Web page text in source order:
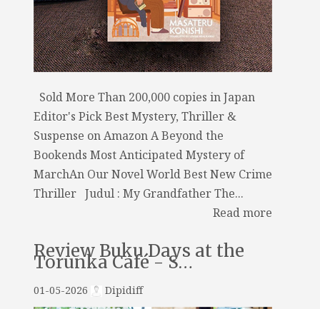
Sold More Than 200,000 copies in Japan
Editor's Pick Best Mystery, Thriller &
Suspense on Amazon A Beyond the
Bookends Most Anticipated Mystery of
MarchAn Our Novel World Best New Crime
Thriller Judul : My Grandfather The...
Read more
Review Buku Days at the
Torunka Café - S…
01-05-2026 Dipidiff